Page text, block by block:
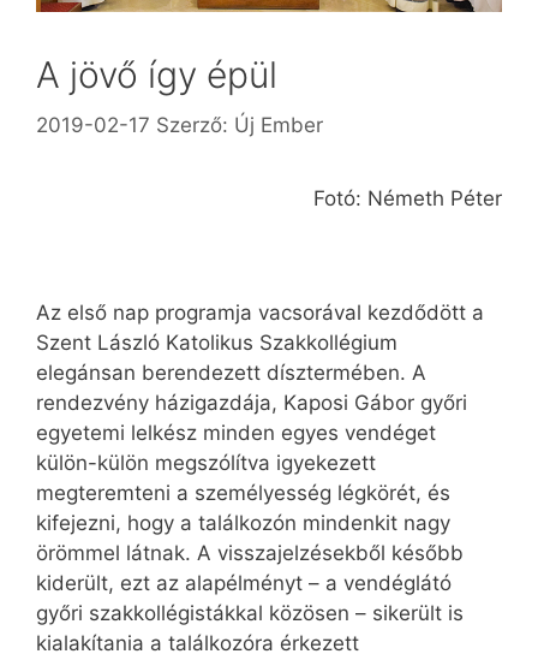
A jövő így épül
2019-02-17 Szerző: Új Ember
Fotó: Németh Péter
Az első nap programja vacsorával kezdődött a
Szent László Katolikus Szakkollégium
elegánsan berendezett dísztermében. A
rendezvény házigazdája, Kaposi Gábor győri
egyetemi lelkész minden egyes vendéget
külön-külön megszólítva igyekezett
megteremteni a személyesség légkörét, és
kifejezni, hogy a találkozón mindenkit nagy
örömmel látnak. A visszajelzésekből később
kiderült, ezt az alapélményt – a vendéglátó
győri szakkollégistákkal közösen – sikerült is
kialakítania a találkozóra érkezett